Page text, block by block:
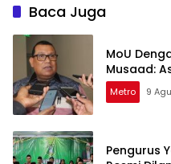
Baca Juga
MoU
Musaad:
Metro 9
Pengurus